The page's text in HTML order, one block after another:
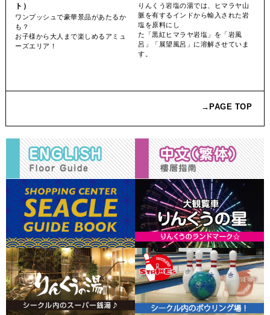
ト）
ワンプッシュで豪華景品があたるか
も？
お子様から大人まで楽しめるアミュ
ーズエリア！
りんくう岩塩の湯では、ヒマラヤ山
脈を有するインドから輸入された岩
塩を原料にし
た「黒紅ヒマラヤ岩塩」を「岩風
呂」「展望風呂」に溶解させていま
す。
→PAGE TOP